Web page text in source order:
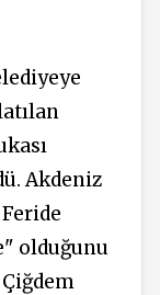
Akdeniz
olduğunu